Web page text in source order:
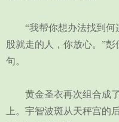
“我帮你想办法找到何
股就走的人，你放心。”
句。
黄金圣衣再次组合成了
上。宇智波斑从天秤宫的